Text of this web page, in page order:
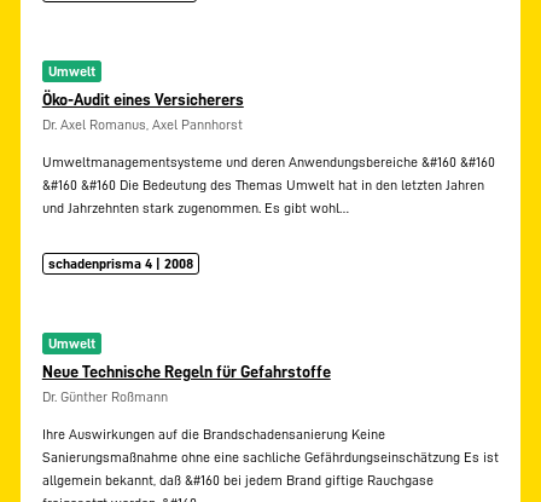
Umwelt
Öko-Audit eines Versicherers
Dr. Axel Romanus, Axel Pannhorst
Umweltmanagementsysteme und deren Anwendungsbereiche &#160 &#160
&#160 &#160 Die Bedeutung des Themas Umwelt hat in den letzten Jahren
und Jahrzehnten stark zugenommen. Es gibt wohl…
schadenprisma 4 | 2008
Umwelt
Neue Technische Regeln für Gefahrstoffe
Dr. Günther Roßmann
Ihre Auswirkungen auf die Brandschadensanierung Keine
Sanierungsmaßnahme ohne eine sachliche Gefährdungseinschätzung Es ist
allgemein bekannt, daß &#160 bei jedem Brand giftige Rauchgase